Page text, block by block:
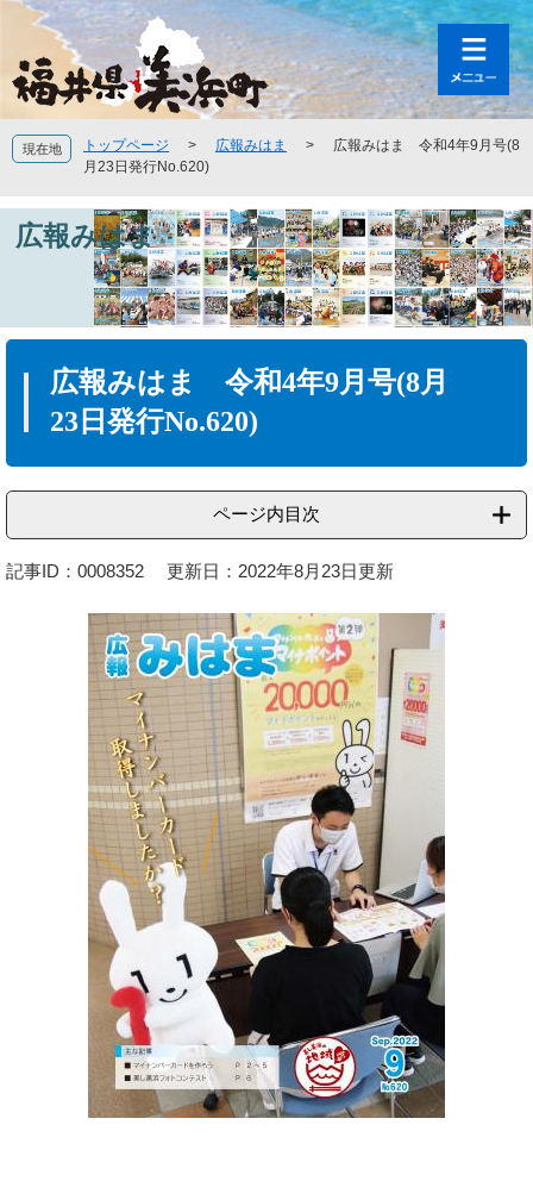
の
頭
で
。
ー
飛
ば
て
現在地 トップページ > 広報みはま >
広報みはま 令和4年9月号(8
月23日発行No.620)
広報みはま
広報みはま 令和4年9月号(8月
23日発行No.620)
ページ内目次
記事ID：0008352 更新日：2022年8月23日更新